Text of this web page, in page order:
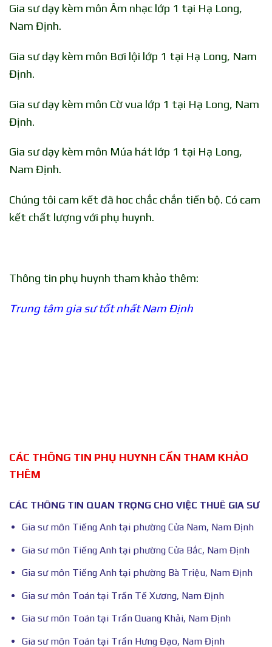
Gia sư dạy kèm môn Âm nhạc lớp 1 tại Hạ Long,
Nam Định.
Gia sư dạy kèm môn Bơi lội lớp 1 tại Hạ Long, Nam
Định.
Gia sư dạy kèm môn Cờ vua lớp 1 tại Hạ Long, Nam
Định.
Gia sư dạy kèm môn Múa hát lớp 1 tại Hạ Long,
Nam Định.
Chúng tôi cam kết đã hoc chắc chắn tiến bộ. Có cam
kết chất lượng với phụ huynh.
Thông tin phụ huynh tham khảo thêm:
Trung tâm gia sư tốt nhất Nam Định
CÁC THÔNG TIN PHỤ HUYNH CẦN THAM KHẢO
THÊM
CÁC THÔNG TIN QUAN TRỌNG CHO VIỆC THUÊ GIA SƯ
Gia sư môn Tiếng Anh tại phường Cửa Nam, Nam Định
Gia sư môn Tiếng Anh tại phường Cửa Bắc, Nam Định
Gia sư môn Tiếng Anh tại phường Bà Triệu, Nam Định
Gia sư môn Toán tại Trần Tế Xương, Nam Định
Gia sư môn Toán tại Trần Quang Khải, Nam Định
Gia sư môn Toán tại Trần Hưng Đạo, Nam Định